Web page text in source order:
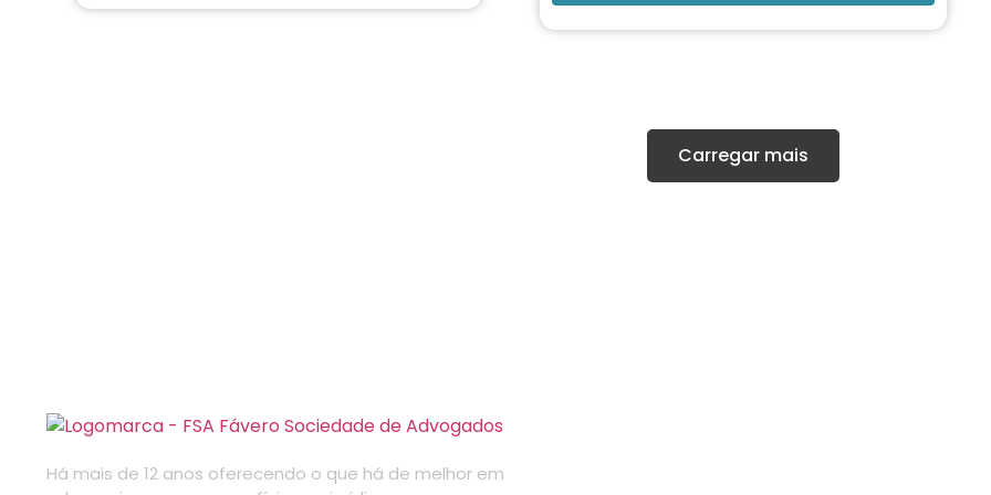
Carregar mais
Há mais de 12 anos oferecendo o que há de melhor em